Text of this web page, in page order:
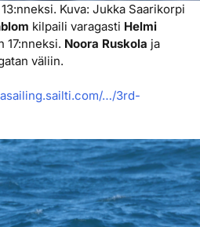
Kuva: Jukka Saarikorpi
kilpaili varagasti Helmi
17:nneksi. Noora Ruskola ja
väliin.
…/3rd-